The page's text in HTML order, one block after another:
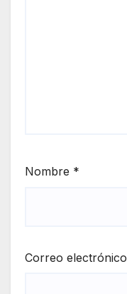
Nombre *
Correo electrónico